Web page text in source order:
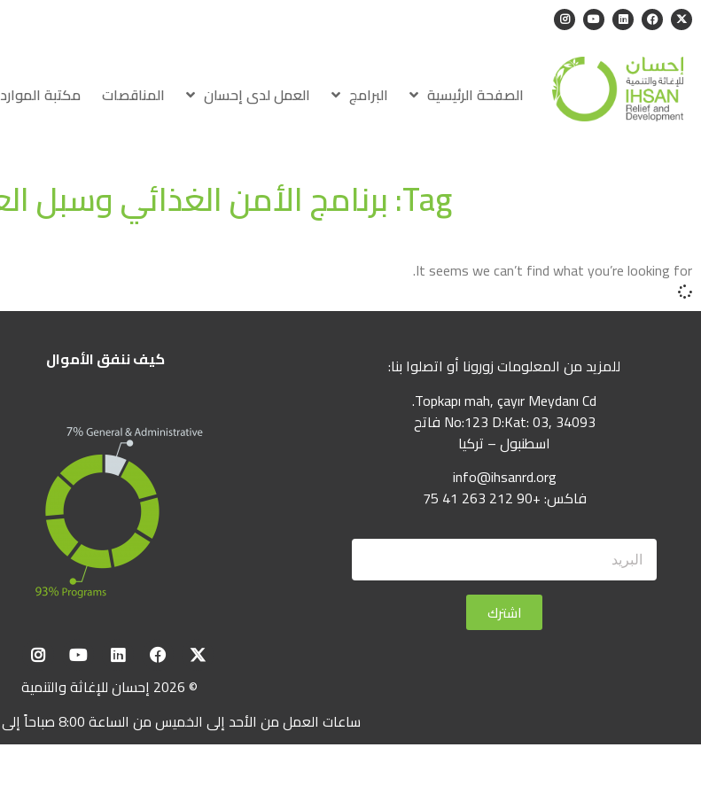
الصفحة الرئيسية البرامج العمل لدى إحسان المناقصات مكتبة الموارد
Tag: برنامج الأمن الغذائي وسبل العيش
It seems we can’t find what you’re looking for.
للمزيد من المعلومات زورونا أو اتصلوا بنا:
Topkapı mah, çayır Meydanı Cd.
No:123 D:Kat: 03, 34093 فاتح
اسطنبول – تركيا
info@ihsanrd.org
فاكس: +90 212 263 41 75
اشترك
كيف ننفق الأموال
© 2026 إحسان للإغاثة والتنمية
ساعات العمل من الأحد إلى الخميس من الساعة 8:00 صباحاً إلى 5:00 مساءً بتوقيت سوريا